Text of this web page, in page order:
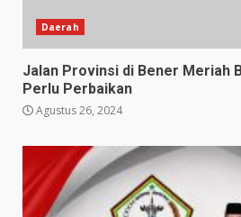
Daerah
Jalan Provinsi di Bener Meriah
Perlu Perbaikan
Agustus 26, 2024